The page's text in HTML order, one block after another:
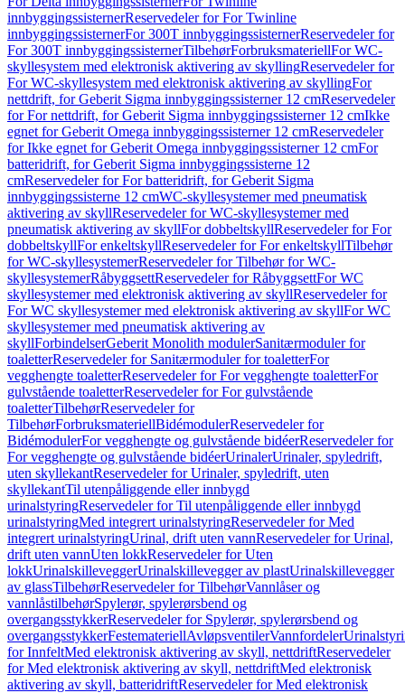
innbyggingssisternerReservedeler for For Twinline
innbyggingssisternerFor 300T innbyggingssisternerReservedeler for
For 300T innbyggingssisternerTilbehørForbruksmateriellFor WC-
skyllesystem med elektronisk aktivering av skyllingReservedeler for
For WC-skyllesystem med elektronisk aktivering av skyllingFor
nettdrift, for Geberit Sigma innbyggingssisterner 12 cmReservedeler
for For nettdrift, for Geberit Sigma innbyggingssisterner 12 cmIkke
egnet for Geberit Omega innbyggingssisterner 12 cmReservedeler
for Ikke egnet for Geberit Omega innbyggingssisterner 12 cmFor
batteridrift, for Geberit Sigma innbyggingssisterne 12
cmReservedeler for For batteridrift, for Geberit Sigma
innbyggingssisterne 12 cmWC-skyllesystemer med pneumatisk
aktivering av skyllReservedeler for WC-skyllesystemer med
pneumatisk aktivering av skyllFor dobbeltskyllReservedeler for For
dobbeltskyllFor enkeltskyllReservedeler for For enkeltskyllTilbehør
for WC-skyllesystemerReservedeler for Tilbehør for WC-
skyllesystemerRåbyggsettReservedeler for RåbyggsettFor WC
skyllesystemer med elektronisk aktivering av skyllReservedeler for
For WC skyllesystemer med elektronisk aktivering av skyllFor WC
skyllesystemer med pneumatisk aktivering av
skyllForbindelserGeberit Monolith modulerSanitærmoduler for
toaletterReservedeler for Sanitærmoduler for toaletterFor
vegghengte toaletterReservedeler for For vegghengte toaletterFor
gulvstående toaletterReservedeler for For gulvstående
toaletterTilbehørReservedeler for
TilbehørForbruksmateriellBidémodulerReservedeler for
BidémodulerFor vegghengte og gulvstående bidéerReservedeler for
For vegghengte og gulvstående bidéerUrinalerUrinaler, spyledrift,
uten skyllekantReservedeler for Urinaler, spyledrift, uten
skyllekantTil utenpåliggende eller innbygd
urinalstyringReservedeler for Til utenpåliggende eller innbygd
urinalstyringMed integrert urinalstyringReservedeler for Med
integrert urinalstyringUrinal, drift uten vannReservedeler for Urinal,
drift uten vannUten lokkReservedeler for Uten
lokkUrinalskilleveggerUrinalskillevegger av plastUrinalskillevegger
av glassTilbehørReservedeler for TilbehørVannlåser og
vannlåstilbehørSpylerør, spylerørsbend og
overgangsstykkerReservedeler for Spylerør, spylerørsbend og
overgangsstykkerFestemateriellAvløpsventilerVannfordeler
for InnfeltMed elektronisk aktivering av skyll, nettdriftReservedeler
for Med elektronisk aktivering av skyll, nettdriftMed elektronisk
aktivering av skyll, batteridriftReservedeler for Med elektronisk